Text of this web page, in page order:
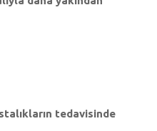
tedavisinde